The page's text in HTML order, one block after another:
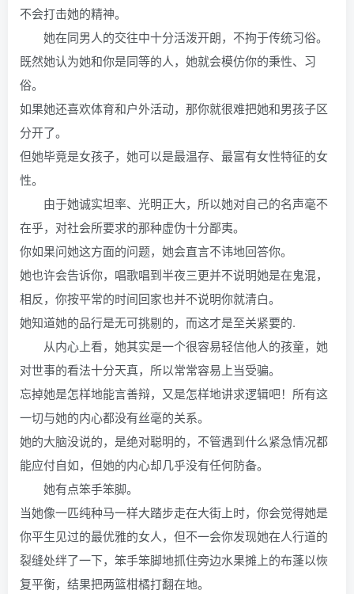
不会打击她的精神。
她在同男人的交往中十分活泼开朗，不拘于传统习俗。
既然她认为她和你是同等的人，她就会模仿你的秉性、习
俗。
如果她还喜欢体育和户外活动，那你就很难把她和男孩子区
分开了。
但她毕竟是女孩子，她可以是最温存、最富有女性特征的女
性。
由于她诚实坦率、光明正大，所以她对自己的名声毫不
在乎，对社会所要求的那种虚伪十分鄙夷。
你如果问她这方面的问题，她会直言不讳地回答你。
她也许会告诉你，唱歌唱到半夜三更并不说明她是在鬼混，
相反，你按平常的时间回家也并不说明你就清白。
她知道她的品行是无可挑剔的，而这才是至关紧要的.
从内心上看，她其实是一个很容易轻信他人的孩童，她
对世事的看法十分天真，所以常常容易上当受骗。
忘掉她是怎样地能言善辩，又是怎样地讲求逻辑吧！所有这
一切与她的内心都没有丝毫的关系。
她的大脑没说的，是绝对聪明的，不管遇到什么紧急情况都
能应付自如，但她的内心却几乎没有任何防备。
她有点笨手笨脚。
当她像一匹纯种马一样大踏步走在大街上时，你会觉得她是
你平生见过的最优雅的女人，但不一会你发现她在人行道的
裂缝处绊了一下，笨手笨脚地抓住旁边水果摊上的布蓬以恢
复平衡，结果把两篮柑橘打翻在地。